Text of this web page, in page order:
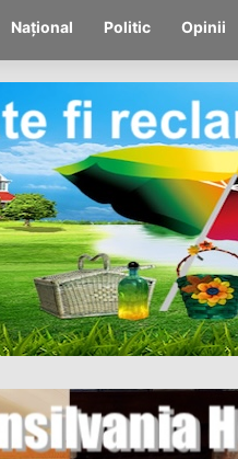
Național Politic Opinii